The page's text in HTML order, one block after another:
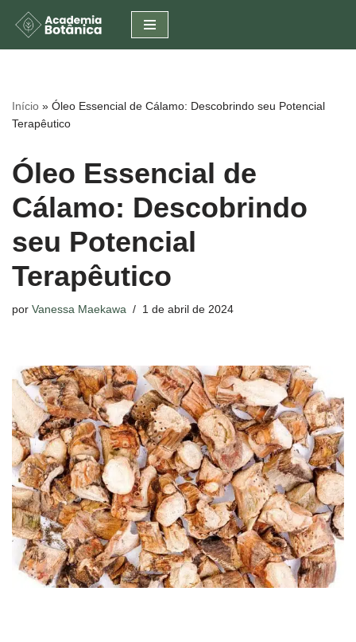
Pular
conteúdo
Início » Óleo Essencial de Cálamo: Descobrindo seu Potencial
Terapêutico
Óleo Essencial de
Cálamo: Descobrindo
seu Potencial
Terapêutico
por Vanessa Maekawa 1 de abril de 2024